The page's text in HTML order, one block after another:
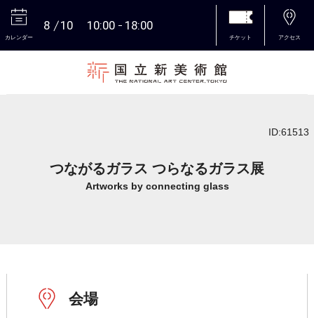
カレンダー
8 10 10:00 18:00
チケット アクセス
ID:61513
つながるガラス つらなるガラス展
Artworks by connecting glass
会場